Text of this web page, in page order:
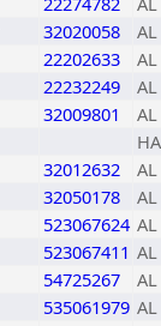
32020058
AL
22202633
AL
22232249
AL
32009801
AL
HA
32012632
AL
32050178
AL
523067624 AL
523067411 AL
54725267
AL
535061979 AL